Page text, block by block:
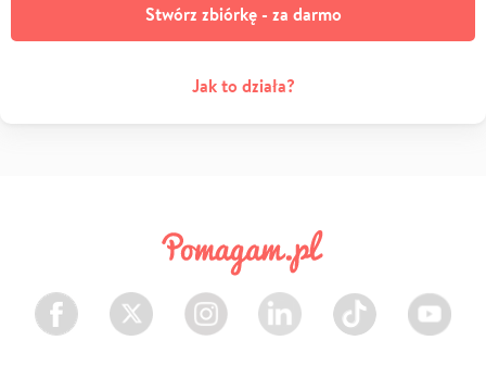
Stwórz zbiórkę - za darmo
Jak to działa?
Facebook Twitter Instagram LinkedIn TikTok Youtube